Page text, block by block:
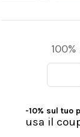
-10% sul tuo
usa il